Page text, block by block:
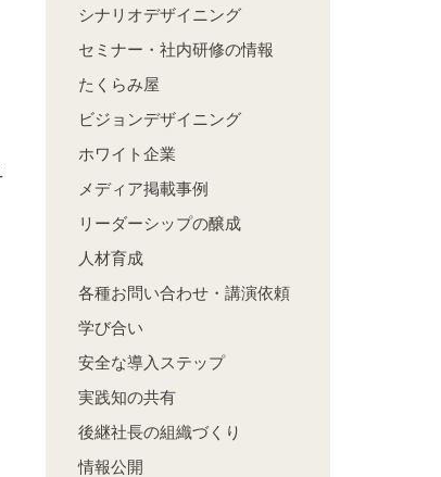
シナリオデザイニング
セミナー・社内研修の情報
たくらみ屋
ビジョンデザイニング
ホワイト企業
メディア掲載事例
リーダーシップの醸成
人材育成
各種お問い合わせ・講演依頼
学び合い
安全な導入ステップ
実践知の共有
後継社長の組織づくり
情報公開